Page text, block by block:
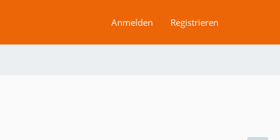
Anmelden Registrieren